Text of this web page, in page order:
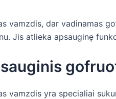
vamzdis, dar vadinamas
Jis atlieka apsauginę
vamzdis yra specialiai